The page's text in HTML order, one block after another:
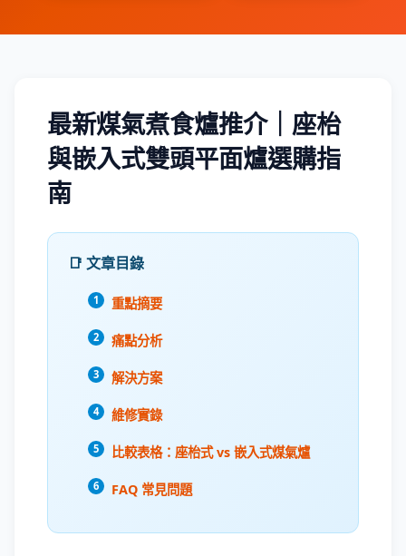
最新煤氣煮食爐推介｜座枱
與嵌入式雙頭平面爐選購指
南
📑 文章目錄
重點摘要
痛點分析
解決方案
維修實錄
比較表格：座枱式 vs 嵌入式煤氣爐
FAQ 常見問題